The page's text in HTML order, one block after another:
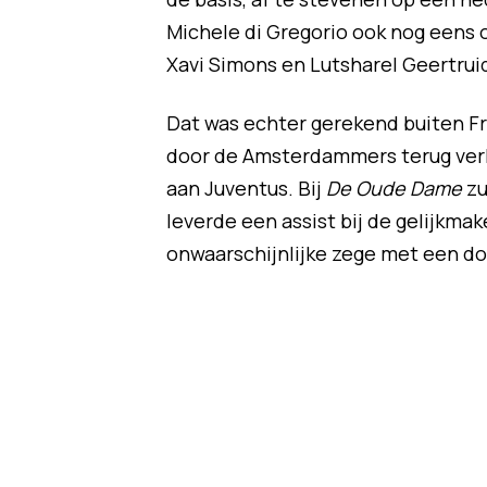
Michele di Gregorio ook nog eens
Xavi Simons en Lutsharel
Dat was echter gerekend buiten
door de Amsterdammers terug
aan Juventus. Bij De Oude Dame
leverde een assist bij de
onwaarschijnlijke zege met een